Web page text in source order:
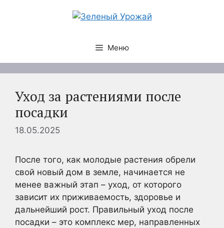
Меню
Уход за растениями после
посадки
18.05.2025
После того, как молодые растения обрели
свой новый дом в земле, начинается не
менее важный этап – уход, от которого
зависит их приживаемость, здоровье и
дальнейший рост. Правильный уход после
посадки – это комплекс мер, направленных